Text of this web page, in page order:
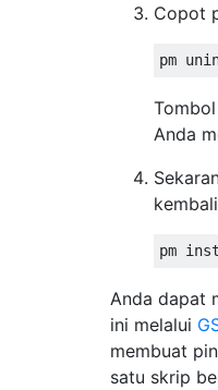
Copot
Anda
Anda dapat
ini melalui
membuat
satu skrip